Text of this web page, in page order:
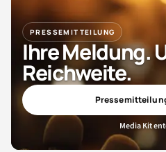
PRESSEMITTEILUNG
Ihre Meldung.
Reichweite.
Media Kit